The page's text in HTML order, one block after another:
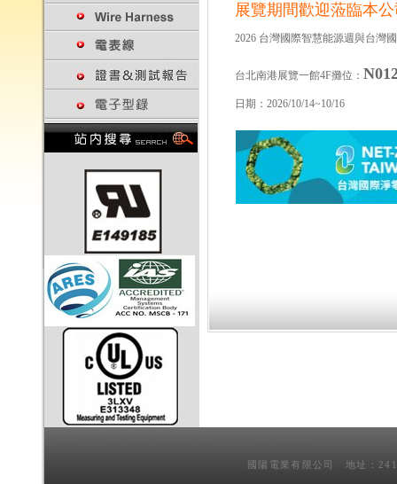
展覽期間歡迎蒞臨本
2026 台灣國際智慧能源週與台灣
台北南港展覽一館4F攤位：
日期：2026/10/14~10/16
國陽電業有限公司 地址：